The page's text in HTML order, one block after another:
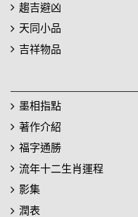
趨吉避凶
天同小品
吉祥物品
墨相指點
著作介紹
福字通勝
流年十二生肖運程
影集
潤表